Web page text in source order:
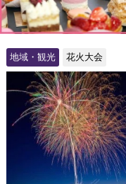
地域・観光 花火大会